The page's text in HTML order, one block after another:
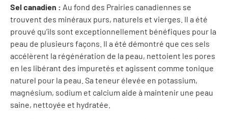
Sel canadien : Au fond des Prairies canadiennes se
trouvent des minéraux purs, naturels et vierges. Il a été
prouvé qu’ils sont exceptionnellement bénéfiques pour la
peau de plusieurs façons. Il a été démontré que ces sels
accélèrent la régénération de la peau, nettoient les pores
en les libérant des impuretés et agissent comme tonique
naturel pour la peau. Sa teneur élevée en potassium,
magnésium, sodium et calcium aide à maintenir une peau
saine, nettoyée et hydratée.